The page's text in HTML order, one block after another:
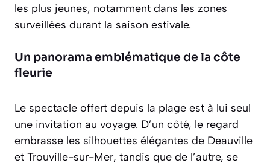
les plus jeunes, notamment dans les zones
surveillées durant la saison estivale.
Un panorama emblématique de la côte
fleurie
Le spectacle offert depuis la plage est à lui seul
une invitation au voyage. D’un côté, le regard
embrasse les silhouettes élégantes de Deauville
et Trouville-sur-Mer, tandis que de l’autre, se